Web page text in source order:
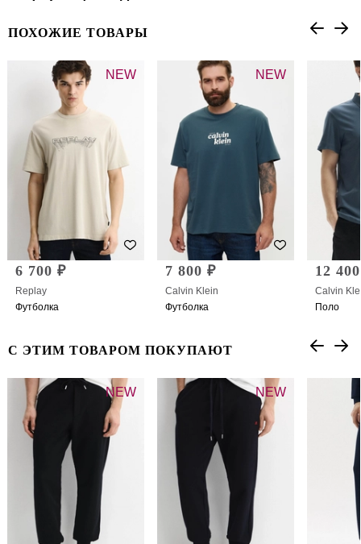
ПОХОЖИЕ ТОВАРЫ
NEW
6 700 ₽
Replay
Футболка
NEW
7 800 ₽
Calvin Klein
Футболка
12
Calvin
Поло
С ЭТИМ ТОВАРОМ ПОКУПАЮТ
NEW NEW